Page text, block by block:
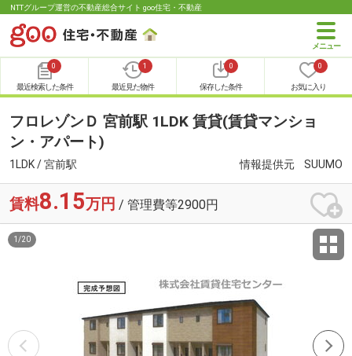
NTTグループ運営の不動産総合サイト goo住宅・不動産
0
最近検索した条件
1
最近見た物件
0
保存した条件
0
お気に入り
フロレゾンＤ 宮前駅 1LDK 賃貸(賃貸マンショ
ン・アパート)
1LDK / 宮前駅 情報提供元 SUUMO
賃料8.15万円 / 管理費等2900円
1 /20